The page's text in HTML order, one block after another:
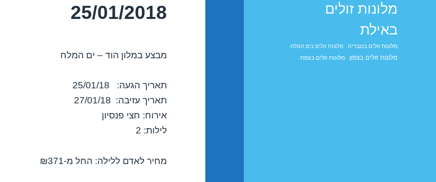
מלונות זולים
באילת
מלונות זולים בטבריה מלונות זולים בים המלח
מלונות זולים בצפון מלונות זולים בצפת
25/01/2018
מבצע במלון הוד – ים המלח
תאריך הגעה: 25/01/18
תאריך עזיבה: 27/01/18
אירוח: חצי פנסיון
לילות: 2
מחיר לאדם ללילה: החל מ-₪371